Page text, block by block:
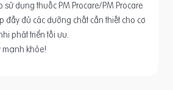
sử dụng thuốc PM Procare/PM Procare
đầy đủ các dưỡng chất cần thiết cho cơ
phát triển tối ưu.
mạnh khỏe!